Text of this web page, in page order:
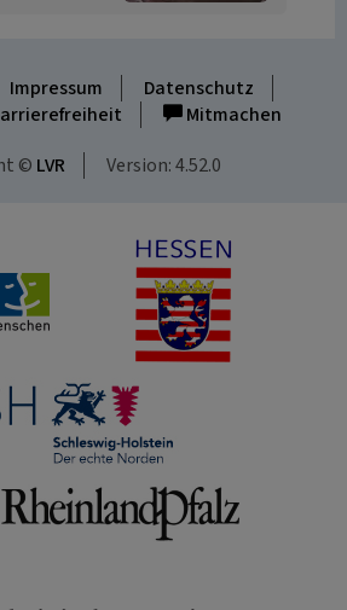
Impressum
Datenschutz
Mitmachen
© LVR Version: 4.52.0